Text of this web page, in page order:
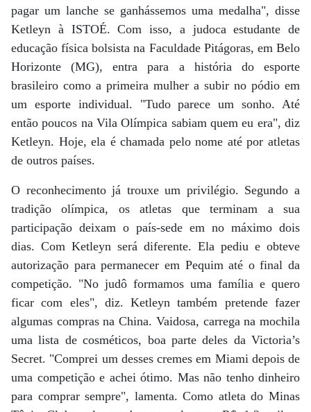
pagar um lanche se ganhássemos uma medalha", disse
Ketleyn à ISTOÉ. Com isso, a judoca estudante de
educação física bolsista na Faculdade Pitágoras, em Belo
Horizonte (MG), entra para a história do esporte
brasileiro como a primeira mulher a subir no pódio em
um esporte individual. "Tudo parece um sonho. Até
então poucos na Vila Olímpica sabiam quem eu era", diz
Ketleyn. Hoje, ela é chamada pelo nome até por atletas
de outros países.
O reconhecimento já trouxe um privilégio. Segundo a
tradição olímpica, os atletas que terminam a sua
participação deixam o país-sede em no máximo dois
dias. Com Ketleyn será diferente. Ela pediu e obteve
autorização para permanecer em Pequim até o final da
competição. "No judô formamos uma família e quero
ficar com eles", diz. Ketleyn também pretende fazer
algumas compras na China. Vaidosa, carrega na mochila
uma lista de cosméticos, boa parte deles da Victoria’s
Secret. "Comprei um desses cremes em Miami depois de
uma competição e achei ótimo. Mas não tenho dinheiro
para comprar sempre", lamenta. Como atleta do Minas